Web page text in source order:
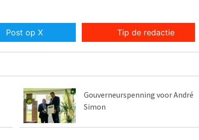
Post op X Tip de redactie
Gouverneurspenning voor André
Simon